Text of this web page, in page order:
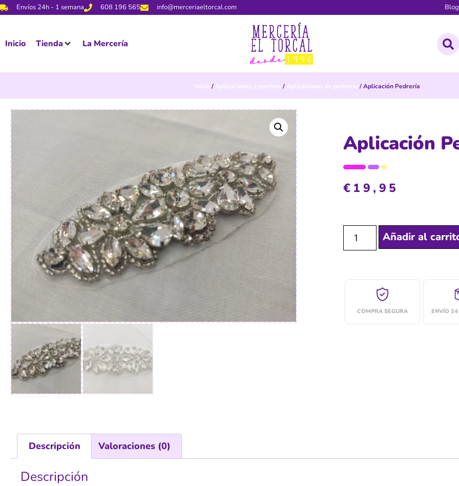
Envíos 24h - 1 semana 608 196 565 info@merceriaeltorcal.com Blog
Inicio Tienda La Mercería
Inicio / Aplicaciones y parches / Aplicaciones de pedrería / Aplicación Pedrería
Aplicación
€ 19,95
Añadir al
COMPRA SEGURA ENVÍO
Descripción Valoraciones (0)
Descripción